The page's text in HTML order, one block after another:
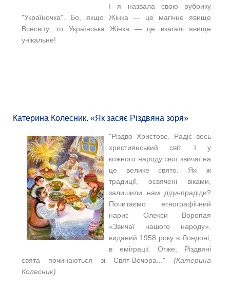
І я назвала свою рубрику
"Україночка". Бо, якщо Жінка — це магічне явище
Всесвіту, то Українська Жінка — це взагалі явище
унікальне!
Катерина Колесник. «Як засяє Різдвяна зоря»
"Різдво Христове. Радіє весь
християнський світ. І у
кожного народу свої звичаї на
це велике свято. Які ж
традиції, освячені віками,
залишили нам діди-прадіди?
Почитаємо етнографічний
нарис Олекси Воропая
«Звичаї нашого народу»,
виданий 1958 року в Лондоні,
в еміграції. Отже, Різдвяні
свята починаються зі Свят-Вечора..." (Катерина
Колесник)